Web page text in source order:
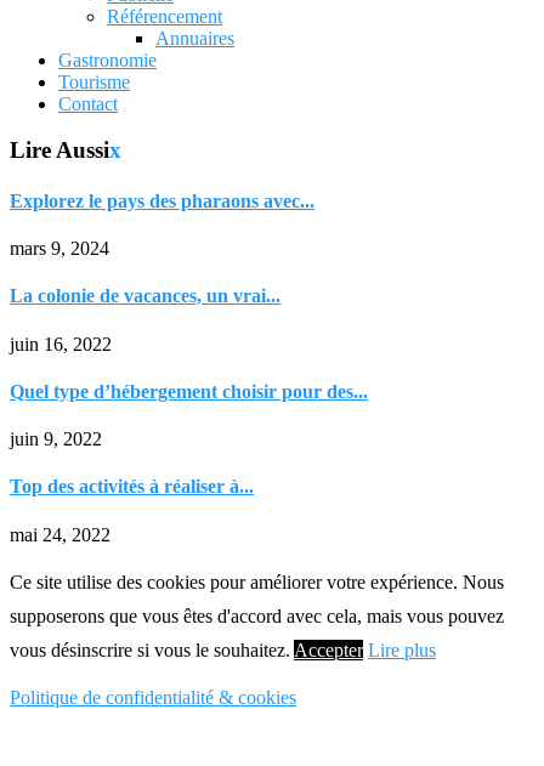
Référencement
Annuaires
Gastronomie
Tourisme
Contact
Lire Aussix
Explorez le pays des pharaons avec...
mars 9, 2024
La colonie de vacances, un vrai...
juin 16, 2022
Quel type d’hébergement choisir pour des...
juin 9, 2022
Top des activités à réaliser à...
mai 24, 2022
Ce site utilise des cookies pour améliorer votre expérience. Nous
supposerons que vous êtes d'accord avec cela, mais vous pouvez
vous désinscrire si vous le souhaitez. Accepter Lire plus
Politique de confidentialité & cookies